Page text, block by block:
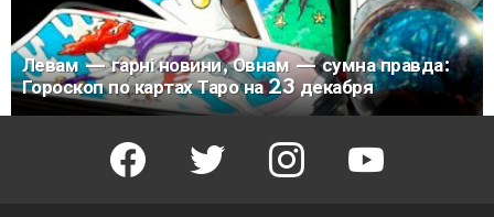
Левам — гарні новини, Овнам — сумна правда:
Гороскоп по картах Таро на 23 декабря
facebook twitter instagram youtube